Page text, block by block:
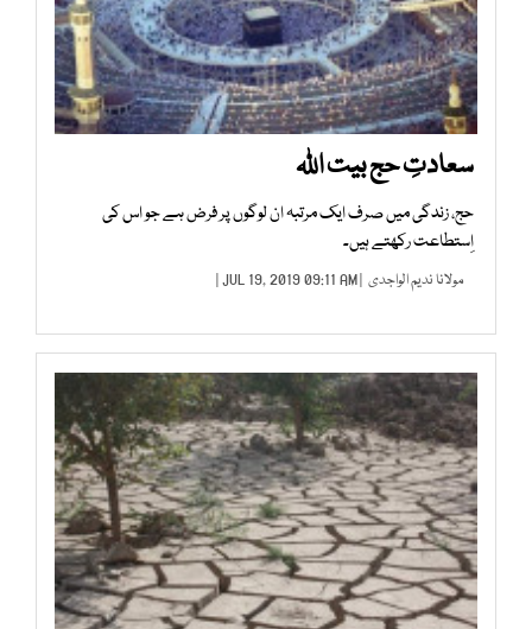
سعادتِ حج بیت اللہ
حج، زندگی میں صرف ایک مرتبہ ان لوگوں پر فرض ہے جو اس کی
اِستطاعت رکھتے ہیں۔
مولانا ندیم الواجدی | JUL 19, 2019 09:11 AM |